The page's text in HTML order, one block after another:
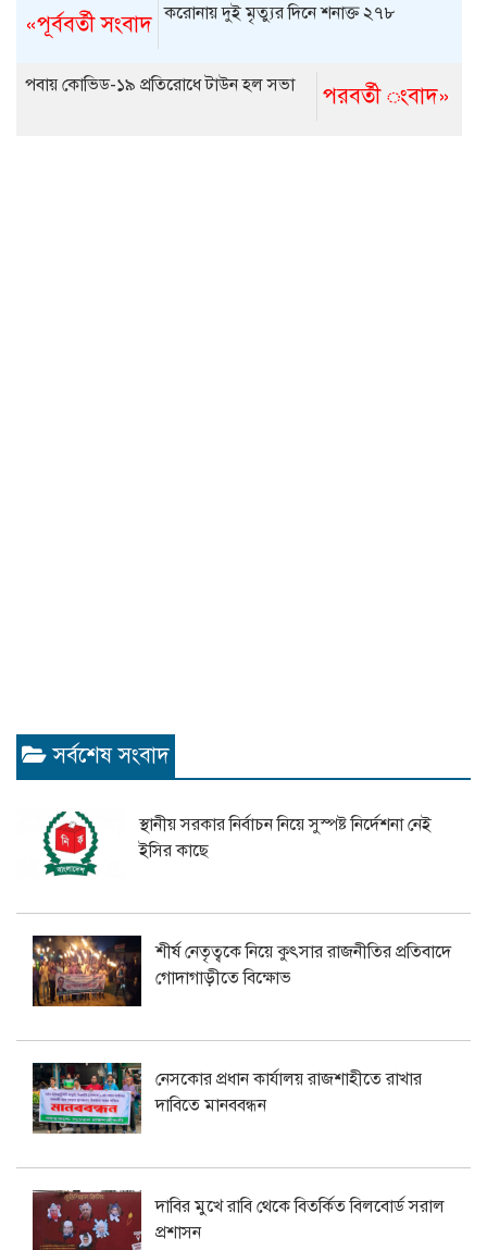
«পূর্ববর্তী সংবাদ করোনায় দুই মৃত্যুর দিনে শনাক্ত ২৭৮
পরবর্তী ংবাদ»
পবায় কোভিড-১৯ প্রতিরোধে টাউন হল সভা
সর্বশেষ সংবাদ
স্থানীয় সরকার নির্বাচন নিয়ে সুস্পষ্ট নির্দেশনা নেই
ইসির কাছে
শীর্ষ নেতৃত্বকে নিয়ে কুৎসার রাজনীতির প্রতিবাদে
গোদাগাড়ীতে বিক্ষোভ
নেসকোর প্রধান কার্যালয় রাজশাহীতে রাখার
দাবিতে মানববন্ধন
দাবির মুখে রাবি থেকে বিতর্কিত বিলবোর্ড সরাল
প্রশাসন